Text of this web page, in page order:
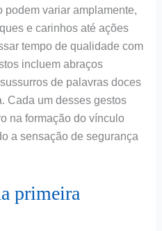
podem variar amplamente,
e carinhos até ações
tempo de qualidade com
incluem abraços
de palavras doces
Cada um desses gestos
na formação do vínculo
a sensação de segurança
primeira